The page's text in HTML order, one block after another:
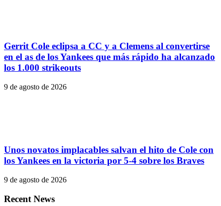
Gerrit Cole eclipsa a CC y a Clemens al convertirse
en el as de los Yankees que más rápido ha alcanzado
los 1.000 strikeouts
9 de agosto de 2026
Unos novatos implacables salvan el hito de Cole con
los Yankees en la victoria por 5-4 sobre los Braves
9 de agosto de 2026
Recent News